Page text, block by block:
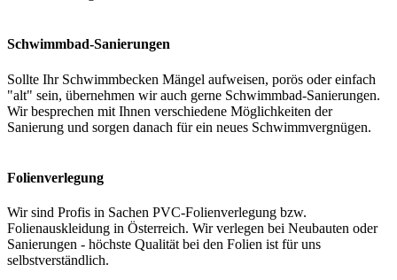
Schwimmbad-Sanierungen
Sollte Ihr Schwimmbecken Mängel aufweisen, porös oder einfach
"alt" sein, übernehmen wir auch gerne Schwimmbad-Sanierungen.
Wir besprechen mit Ihnen verschiedene Möglichkeiten der
Sanierung und sorgen danach für ein neues Schwimmvergnügen.
Folienverlegung
Wir sind Profis in Sachen PVC-Folienverlegung bzw.
Folienauskleidung in Österreich. Wir verlegen bei Neubauten oder
Sanierungen - höchste Qualität bei den Folien ist für uns
selbstverständlich.